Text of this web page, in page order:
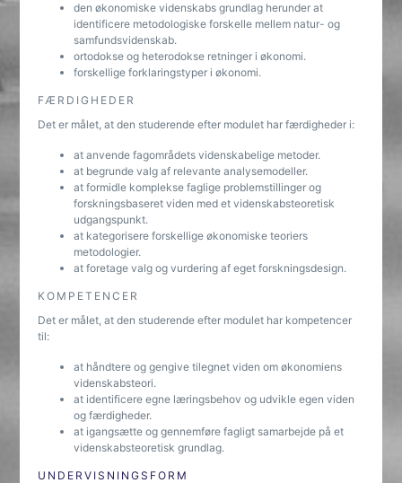
den økonomiske videnskabs grundlag herunder at
identificere metodologiske forskelle mellem natur- og
samfundsvidenskab.
ortodokse og heterodokse retninger i økonomi.
forskellige forklaringstyper i økonomi.
FÆRDIGHEDER
Det er målet, at den studerende efter modulet har færdigheder i:
at anvende fagområdets videnskabelige metoder.
at begrunde valg af relevante analysemodeller.
at formidle komplekse faglige problemstillinger og
forskningsbaseret viden med et videnskabsteoretisk
udgangspunkt.
at kategorisere forskellige økonomiske teoriers
metodologier.
at foretage valg og vurdering af eget forskningsdesign.
KOMPETENCER
Det er målet, at den studerende efter modulet har kompetencer
til:
at håndtere og gengive tilegnet viden om økonomiens
videnskabsteori.
at identificere egne læringsbehov og udvikle egen viden
og færdigheder.
at igangsætte og gennemføre fagligt samarbejde på et
videnskabsteoretisk grundlag.
UNDERVISNINGSFORM